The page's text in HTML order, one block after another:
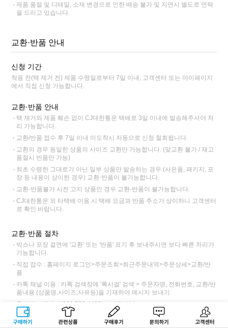
구매하기 관련상품 상품후기 문의하기 고객센터
제품 품절 및 디테일, 소재 변경으로 인한 배송 불가 및 지연시 별도로 연락
을 드리고 있습니다.
교환·반품 안내
신청 기간
착용 전(택 제거 전) 제품 수령일로부터 7일 이내, 고객센터 또는 마이페이지
에서 직접 신청 가능합니다.
교환·반품 안내
택 제거와 제품 훼손 없이 CJ대한통운 택배로 3일 이내에 발송해주셔야 처
리 가능합니다.
교환/반품 접수 후 7일 이내 미도착시 자동으로 신청 철회됩니다.
교환의 경우 동일한 상품의 사이즈 교환만 가능합니다. (맞교환 불가 / 재고
품절시 반품만 가능)
최초 수령한 그대로가 아닌 일부 상품만 발송하는 경우 (사은품, 패키지, 포
장 등 내용이 상이한 경우) 교환·반품이 불가능합니다.
교환·반품불가 사전 고지 상품인 경우 교환·반품이 불가능합니다.
CJ대한통운 외 타택배 이용 시 택배 요금과 반품 주소가 상이하니 고객센터
로 확인 바랍니다.
교환·반품 절차
박스나 포장 겉면에 '교환' 또는 '반품' 표기 후 보내주시면 보다 빠른 처리가
가능합니다.
직접 접수 : 홈페이지 로그인>주문조회>최근주문내역>주문상세>교환/반
품
카톡 채널 이용 : 카톡 검색창에 '록시걸' 검색 > 주문자명, 전화번호, 교환/반
품내용 (상품명,사이즈,사유등)을 기재하여 메시지 보내기
록시걸 고객센터(031.522.4488)로 전화 접수
교환 접수 후 CJ대한통운 기사님 방문 > 택배비 6,000원 (제주, 도서산간
12,000원)동봉 또는 입금하여 전달 > 록시걸 도착>제품 검수 후 교환 출고